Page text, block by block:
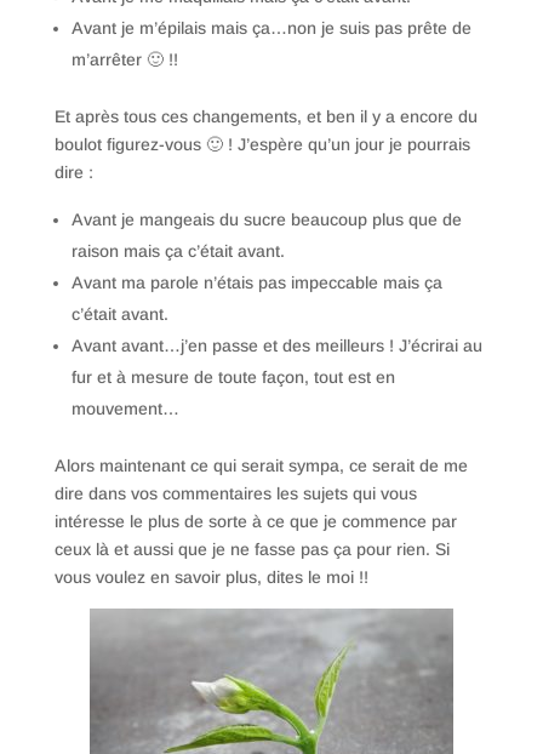
Avant je m’épilais mais ça…non je suis pas prête de
m’arrêter 🙂 !!
Et après tous ces changements, et ben il y a encore du
boulot figurez-vous 🙂 ! J’espère qu’un jour je pourrais
dire :
Avant je mangeais du sucre beaucoup plus que de
raison mais ça c’était avant.
Avant ma parole n’étais pas impeccable mais ça
c’était avant.
Avant avant…j’en passe et des meilleurs ! J’écrirai au
fur et à mesure de toute façon, tout est en
mouvement…
Alors maintenant ce qui serait sympa, ce serait de me
dire dans vos commentaires les sujets qui vous
intéresse le plus de sorte à ce que je commence par
ceux là et aussi que je ne fasse pas ça pour rien. Si
vous voulez en savoir plus, dites le moi !!